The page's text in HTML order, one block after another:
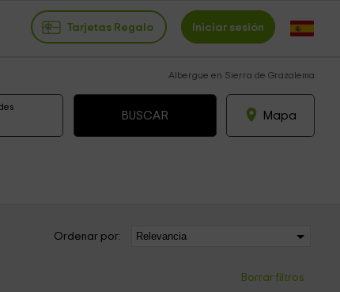
Tarjetas Regalo Iniciar sesión
Albergue en Sierra de Grazalema
Mapa
Ordenar por:
Borrar filtros